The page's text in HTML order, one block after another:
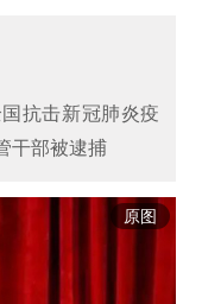
抗击新冠肺炎疫
干部被逮捕
原图